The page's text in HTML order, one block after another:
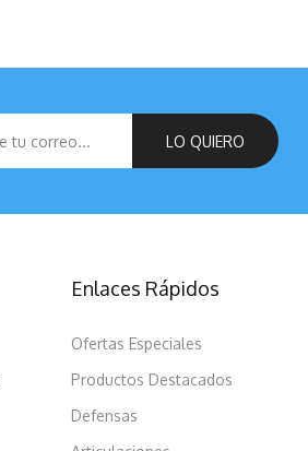
LO QUIERO
Enlaces Rápidos
Ofertas Especiales
Productos Destacados
Defensas